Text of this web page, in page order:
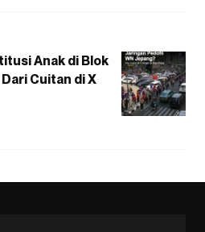
Anak di Blok
Cuitan di X